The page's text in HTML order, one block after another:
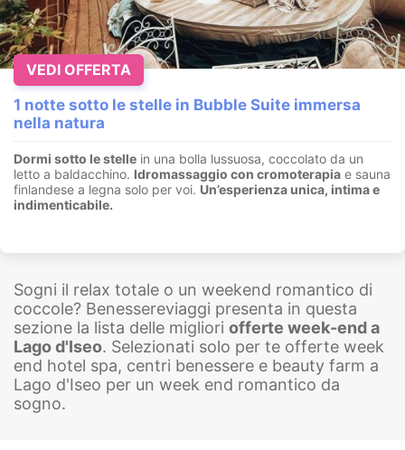
1 notte sotto le stelle in Bubble Suite immersa
nella natura
Dormi sotto le stelle in una bolla lussuosa, coccolato da un
letto a baldacchino. Idromassaggio con cromoterapia e sauna
finlandese a legna solo per voi. Un’esperienza unica, intima e
indimenticabile.
VEDI OFFERTA
Sogni il relax totale o un weekend romantico di
coccole? Benessereviaggi presenta in questa
sezione la lista delle migliori offerte week-end a
Lago d'Iseo. Selezionati solo per te offerte week
end hotel spa, centri benessere e beauty farm a
Lago d'Iseo per un week end romantico da
sogno.